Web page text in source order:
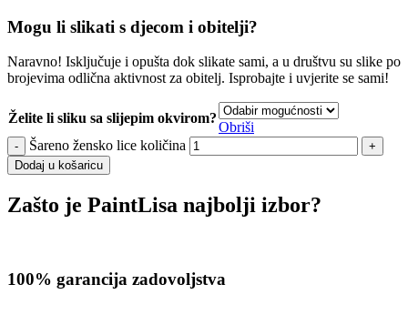
Mogu li slikati s djecom i obitelji?
Naravno! Isključuje i opušta dok slikate sami, a u društvu su slike po
brojevima odlična aktivnost za obitelj. Isprobajte i uvjerite se sami!
Želite li sliku sa slijepim okvirom?
Obriši
Šareno žensko lice količina
Dodaj u košaricu
Zašto je PaintLisa najbolji izbor?
100% garancija zadovoljstva